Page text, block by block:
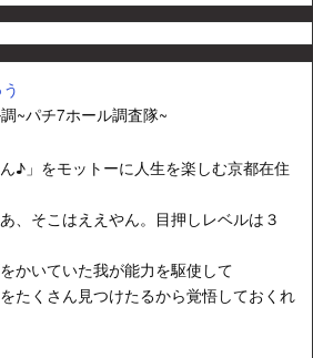
~パチ7ホール調査隊~
♪」をモットーに人生を楽しむ京都在住
、そこはええやん。目押しレベルは３
かいていた我が能力を駆使して
たくさん見つけたるから覚悟しておくれ